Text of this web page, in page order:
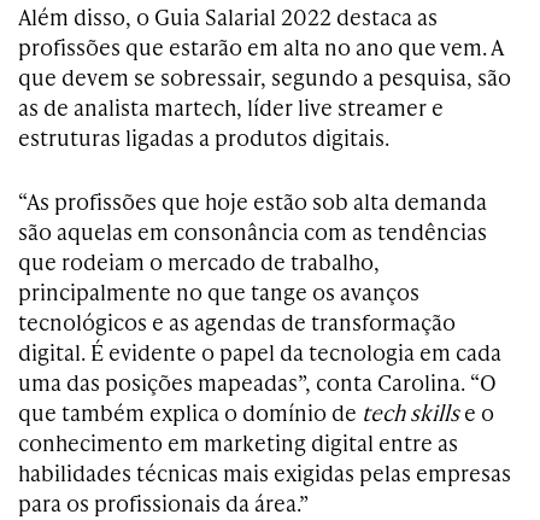
Além disso, o Guia Salarial 2022 destaca as
profissões que estarão em alta no ano que vem. A
que devem se sobressair, segundo a pesquisa, são
as de analista martech, líder live streamer e
estruturas ligadas a produtos digitais.
“As profissões que hoje estão sob alta demanda
são aquelas em consonância com as tendências
que rodeiam o mercado de trabalho,
principalmente no que tange os avanços
tecnológicos e as agendas de transformação
digital. É evidente o papel da tecnologia em cada
uma das posições mapeadas”, conta Carolina. “O
que também explica o domínio de tech skillse o
conhecimento em marketing digital entre as
habilidades técnicas mais exigidas pelas empresas
para os profissionais da área.”